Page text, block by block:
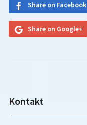
Share on Facebook
Share on Google+
Kontakt